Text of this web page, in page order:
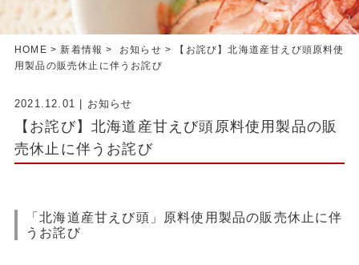
HOME >新着情報 > お知らせ > 【お詫び】北海道産甘えび頭原料使
用製品の販売休止に伴うお詫び
2021.12.01 | お知らせ
【お詫び】北海道産甘えび頭原料使用製品の販
売休止に伴うお詫び
「北海道産甘えび頭」原料使用製品の販売休止に伴
うお詫び